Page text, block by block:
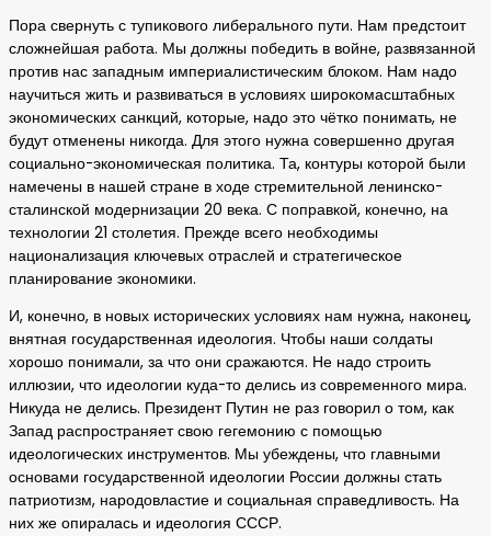
Пора свернуть с тупикового либерального пути. Нам предстоит
сложнейшая работа. Мы должны победить в войне, развязанной
против нас западным империалистическим блоком. Нам надо
научиться жить и развиваться в условиях широкомасштабных
экономических санкций, которые, надо это чётко понимать, не
будут отменены никогда. Для этого нужна совершенно другая
социально-экономическая политика. Та, контуры которой были
намечены в нашей стране в ходе стремительной ленинско-
сталинской модернизации 20 века. С поправкой, конечно, на
технологии 21 столетия. Прежде всего необходимы
национализация ключевых отраслей и стратегическое
планирование экономики.
И, конечно, в новых исторических условиях нам нужна, наконец,
внятная государственная идеология. Чтобы наши солдаты
хорошо понимали, за что они сражаются. Не надо строить
иллюзии, что идеологии куда-то делись из современного мира.
Никуда не делись. Президент Путин не раз говорил о том, как
Запад распространяет свою гегемонию с помощью
идеологических инструментов. Мы убеждены, что главными
основами государственной идеологии России должны стать
патриотизм, народовластие и социальная справедливость. На
них же опиралась и идеология СССР.